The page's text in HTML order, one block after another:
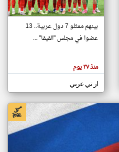
تغيير الدولة
اخبار جزر القمر على مدار الساعة
اخبار جزر القمر العاجلة والمباشرة
بينهم ممثلو 7 دول عربية.. 13
عضوا في مجلس "الفيفا" ...
منذ ٢٧ يوم
ار تي عربي
klyoum.com